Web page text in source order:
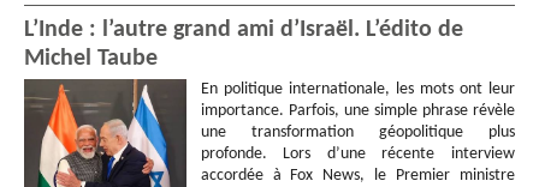
L’Inde : l’autre grand ami d’Israël. L’édito de
Michel Taube
En politique internationale, les mots ont leur
importance. Parfois, une simple phrase révèle
une transformation géopolitique plus
profonde. Lors d’une récente interview
accordée à Fox News, le Premier ministre